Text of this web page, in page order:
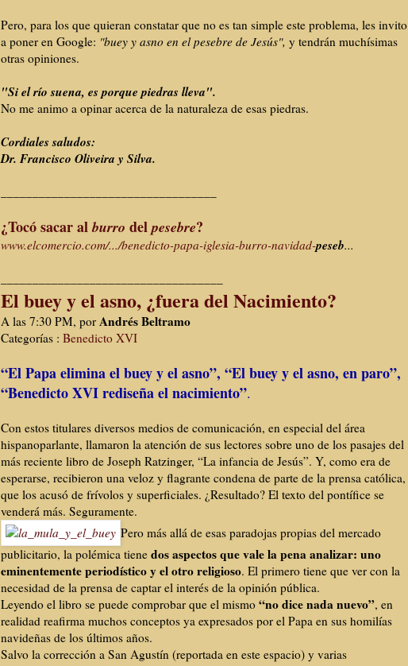
Pero, para los que quieran constatar que no es tan simple este problema, les invito
a poner en Google: "buey y asno en el pesebre de Jesús", y tendrán muchísimas
otras opiniones.
"Si el río suena, es porque piedras lleva".
No me animo a opinar acerca de la naturaleza de esas piedras.
Cordiales saludos:
Dr. Francisco Oliveira y Silva.
¿Tocó sacar alburro delpesebre?
www.elcomercio.com/.../benedicto-papa-iglesia-burro-navidad-peseb...
El buey y el asno, ¿fuera del Nacimiento?
A las 7:30 PM, por Andrés Beltramo
Categorías : Benedicto XVI
“El Papa elimina el buey y el asno”, “El buey y el asno, en paro”,
“Benedicto XVI rediseña el nacimiento”.
Con estos titulares diversos medios de comunicación, en especial del área
hispanoparlante, llamaron la atención de sus lectores sobre uno de los pasajes del
más reciente libro de Joseph Ratzinger, “La infancia de Jesús”. Y, como era de
esperarse, recibieron una veloz y flagrante condena de parte de la prensa católica,
que los acusó de frívolos y superficiales. ¿Resultado? El texto del pontífice se
venderá más. Seguramente.
Pero más allá de esas paradojas propias del mercado
publicitario, la polémica tiene dos aspectos que vale la pena analizar: uno
eminentemente periodístico y el otro religioso. El primero tiene que ver con la
necesidad de la prensa de captar el interés de la opinión pública.
Leyendo el libro se puede comprobar que el mismo “no dice nada nuevo”, en
realidad reafirma muchos conceptos ya expresados por el Papa en sus homilías
navideñas de los últimos años.
Salvo la corrección a San Agustín (reportada en este espacio) y varias